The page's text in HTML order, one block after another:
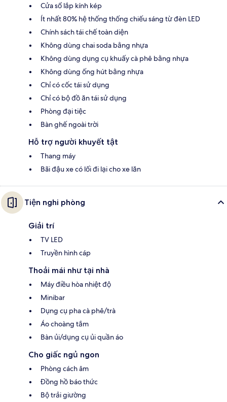
Cửa sổ lắp kính kép
Ít nhất 80% hệ thống thống chiếu sáng từ đèn LED
Chính sách tái chế toàn diện
Không dùng chai soda bằng nhựa
Không dùng dụng cụ khuấy cà phê bằng nhựa
Không dùng ống hút bằng nhựa
Chỉ có cốc tái sử dụng
Chỉ có bộ đồ ăn tái sử dụng
Phòng đại tiệc
Bàn ghế ngoài trời
Hỗ trợ người khuyết tật
Thang máy
Bãi đậu xe có lối đi lại cho xe lăn
Tiện nghi phòng
Giải trí
TV LED
Truyền hình cáp
Thoải mái như tại nhà
Máy điều hòa nhiệt độ
Minibar
Dụng cụ pha cà phê/trà
Áo choàng tắm
Bàn ủi/dụng cụ ủi quần áo
Cho giấc ngủ ngon
Phòng cách âm
Đồng hồ báo thức
Bộ trải giường